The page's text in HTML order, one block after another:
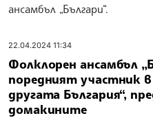
ансамбъл „Българи“.
22.04.2024 11:34
Фолклорен ансамбъл
поредният участник
другата България“,
домакините